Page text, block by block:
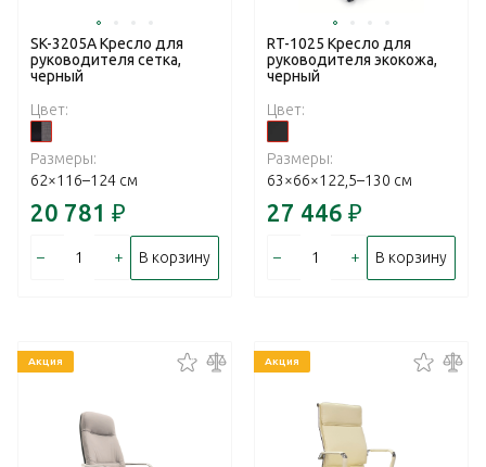
SK-3205A Кресло для
руководителя сетка,
черный
Цвет:
Размеры:
62×116–124 см
20 781 ₽
– + В корзину
RT-1025 Кресло для
руководителя экокожа,
черный
Цвет:
Размеры:
63×66×122,5–130 см
27 446 ₽
– + В корзину
Акция Акция